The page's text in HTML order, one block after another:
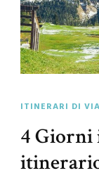
ITINERARI DI
4 Giorni